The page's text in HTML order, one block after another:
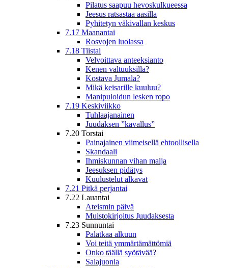
Pilatus saapuu hevoskulkueessa
Jeesus ratsastaa aasilla
Pyhitetyn väkivallan keskus
7.17 Maanantai
Rosvojen luolassa
7.18 Tiistai
Velvoittava anteeksianto
Kenen valtuuksilla?
Kostava Jumala?
Mikä keisarille kuuluu?
Manipuloidun lesken ropo
7.19 Keskiviikko
Tuhlaajanainen
Juudaksen ”kavallus”
7.20 Torstai
Painajainen viimeisellä ehtoollisella
Skandaali
Ihmiskunnan vihan malja
Jeesuksen pidätys
Kuulustelut alkavat
7.21 Pitkä perjantai
7.22 Lauantai
Ateismin päivä
Muistokirjoitus Juudaksesta
7.23 Sunnuntai
Palatkaa alkuun
Voi teitä ymmärtämättömiä
Onko täällä syötävää?
Salajuonia